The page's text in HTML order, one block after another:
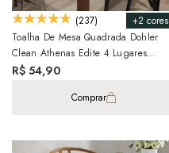
+2 cores
(237)
Toalha De Mesa Quadrada Dohler
Clean Athenas Edite 4 Lugares
1,40m X 1,40m
R$ 54,90
Comprar